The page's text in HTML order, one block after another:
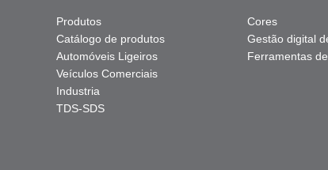
Produtos
Catálogo de produtos
Automóveis Ligeiros
Veículos Comerciais
Industria
TDS-SDS
Cores
Gestão digital
Ferramentas